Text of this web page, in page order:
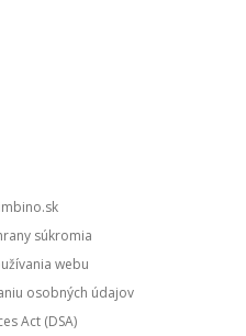
kimbino.sk
súkromia
webu
osobných údajov
Act (DSA)